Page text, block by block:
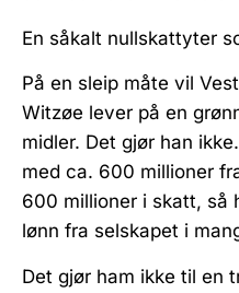
En såkalt nullskattyter
På en sleip måte vil
Witzøe lever på en
midler. Det gjør han
med ca. 600 millioner
600 millioner i skatt, så
lønn fra selskapet i
Det gjør ham ikke til en